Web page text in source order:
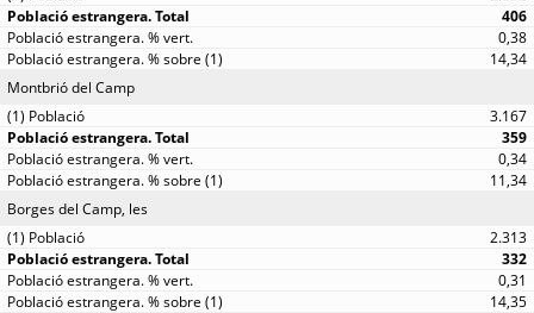
406
0,38
14,34
Montbrió del Camp
3.167
359
0,34
11,34
Borges del Camp, les
2.313
332
0,31
14,35